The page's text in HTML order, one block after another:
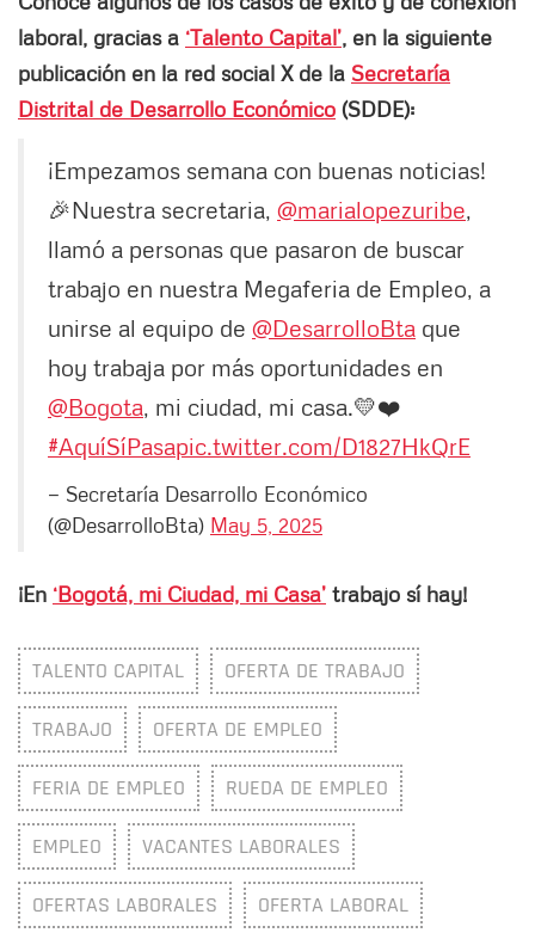
laboral, gracias a ‘Talento Capital’, en la siguiente
publicación en la red social X de la Secretaría
Distrital de Desarrollo Económico (SDDE):
¡Empezamos semana con buenas noticias!
🎉Nuestra secretaria, @marialopezuribe,
llamó a personas que pasaron de buscar
trabajo en nuestra Megaferia de Empleo, a
unirse al equipo de @DesarrolloBta que
hoy trabaja por más oportunidades en
@Bogota, mi ciudad, mi casa.💛❤️
#AquíSíPasapic.twitter.com/D1827HkQrE
— Secretaría Desarrollo Económico
(@DesarrolloBta) May 5, 2025
¡En ‘Bogotá, mi Ciudad, mi Casa’ trabajo sí hay!
TALENTO CAPITAL OFERTA DE TRABAJO
TRABAJO OFERTA DE EMPLEO
FERIA DE EMPLEO RUEDA DE EMPLEO
EMPLEO VACANTES LABORALES
OFERTAS LABORALES OFERTA LABORAL